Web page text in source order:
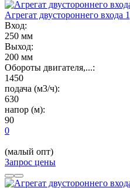
Агрегат двустороннего входа
Вход:
250 мм
Выход:
200 мм
Обороты двигателя,...:
1450
подача (м3/ч):
630
напор (м):
90
0
(малый опт)
Запрос цены